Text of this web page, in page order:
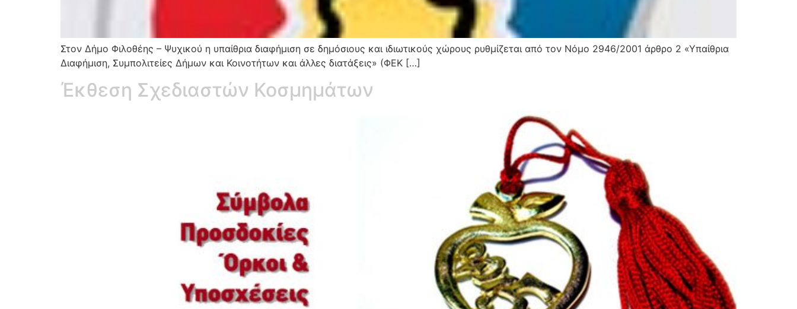
Στον Δήμο Φιλοθέης – Ψυχικού η υπαίθρια διαφήμιση σε δημόσιους και ιδιωτικούς χώρους ρυθμίζεται από τον Νόμο 2946/2001 άρθρο 2 «Υπαίθρια
Διαφήμιση, Συμπολιτείες Δήμων και Κοινοτήτων και άλλες διατάξεις» (ΦΕΚ […]
Έκθεση Σχεδιαστών Κοσμημάτων